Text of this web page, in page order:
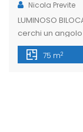
Nicola Previte
LUMINOSO
cerchi un
poli ENI, Unipol,
appartamento
75 m2